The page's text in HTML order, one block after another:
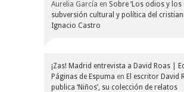
Aurelia García en Sobre ‘Los odios y los
subversión cultural y política del
Ignacio Castro
¡Zas! Madrid entrevista a David Roas |
Páginas de Espuma en El escritor David
publica ‘Niños’, su colección de relatos